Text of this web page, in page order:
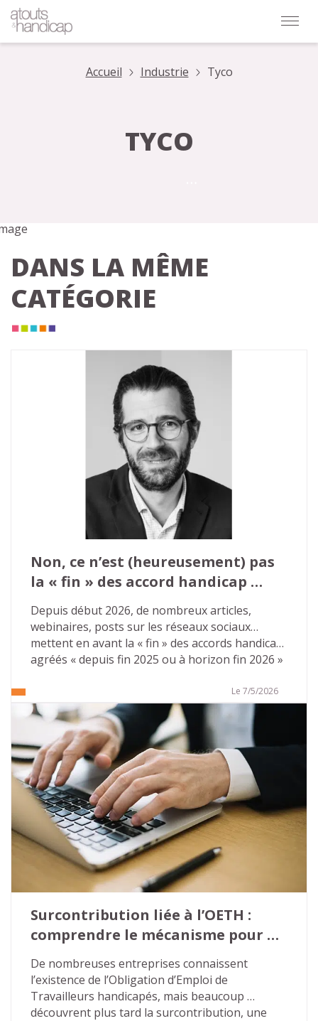
Accueil Industrie Tyco
TYCO
DANS LA MÊME
CATÉGORIE
Non, ce n’est (heureusement) pas
la « fin » des accord handicap
agrées
Depuis début 2026, de nombreux articles,
webinaires, posts sur les réseaux sociaux…
mettent en avant la « fin » des accords handicap
agréés « depuis fin 2025 ou à horizon fin 2026 »
Ces publications mettent souvent en avant des
conséquences désastreuses. Il n’en est rien.
Tout d’abord parce que l’on ne peut pas parler
de « fin » mais aussi car des solutions
d’accompagnement existent pour pérenniser
leurs actions sur le champ de l’emploi des
personnes en situation de handicap.
Le 7/5/2026
Surcontribution liée à l’OETH :
comprendre le mécanisme pour
éviter les mauvaises surprises…
De nombreuses entreprises connaissent
l’existence de l’Obligation d’Emploi de
Travailleurs handicapés, mais beaucoup
découvrent plus tard la surcontribution, une